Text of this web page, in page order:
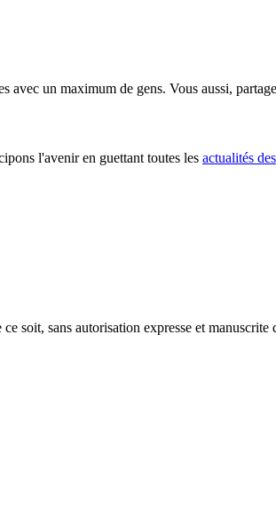
avec un maximum de gens. Vous aussi,
l'avenir en guettant toutes les actualités
soit, sans autorisation expresse et